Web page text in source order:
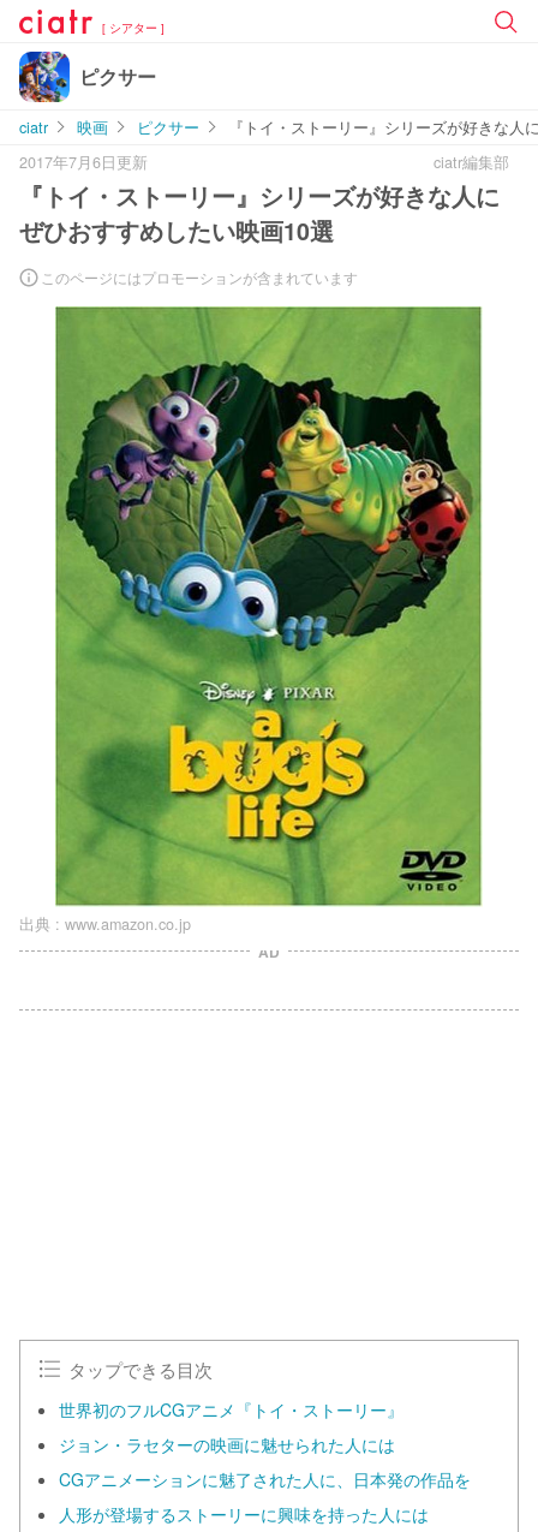
[ シアター ]
ピクサー
ciatr 映画 ピクサー
『トイ・ストーリー』シリーズが好きな人
2017年7月6日更新
ciatr編集部
『トイ・ストーリー』シリーズが好きな人に
ぜひおすすめしたい映画10選
このページにはプロモーションが含まれています
出典 : www.amazon.co.jp
AD
タップできる目次
世界初のフルCGアニメ『トイ・ストーリー』
ジョン・ラセターの映画に魅せられた人には
CGアニメーションに魅了された人に、日本発の作品を
人形が登場するストーリーに興味を持った人には